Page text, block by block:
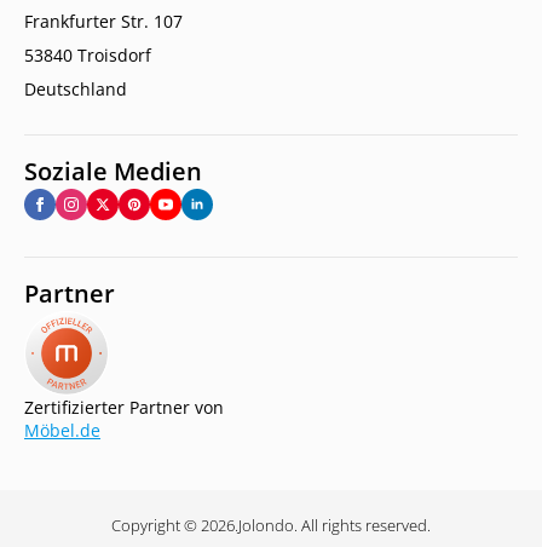
Frankfurter Str. 107
53840 Troisdorf
Deutschland
Soziale Medien
Partner
Zertifizierter Partner von
Möbel.de
Copyright © 2026.Jolondo. All rights reserved.